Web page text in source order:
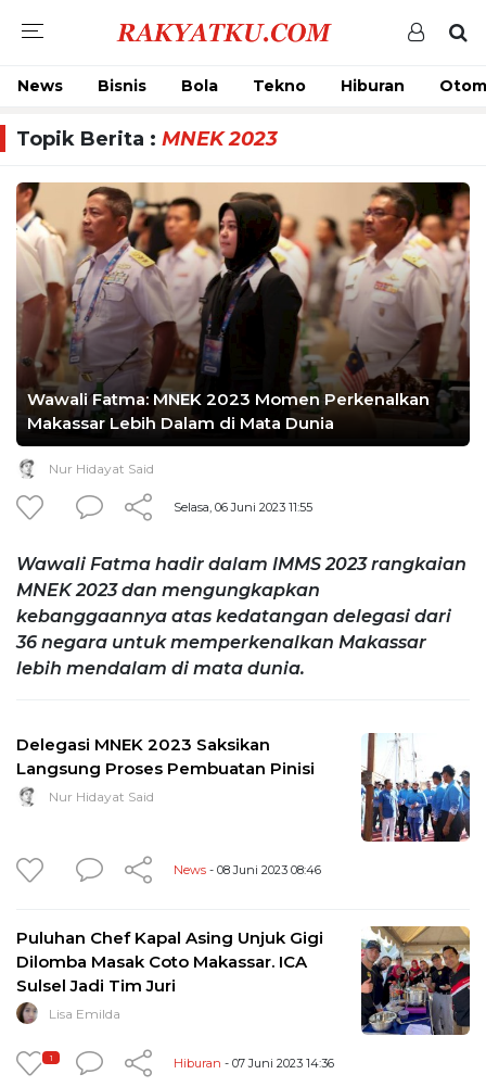
News Bisnis Bola Tekno Hiburan
Topik Berita : MNEK 2023
Wawali Fatma: MNEK 2023 Momen Perkenalkan
Makassar Lebih Dalam di Mata Dunia
Nur Hidayat Said
Selasa, 06 Juni 2023 11:55
Wawali Fatma hadir dalam IMMS 2023 rangkaian
MNEK 2023 dan mengungkapkan
kebanggaannya atas kedatangan delegasi dari
36 negara untuk memperkenalkan Makassar
lebih mendalam di mata dunia.
Delegasi MNEK 2023 Saksikan
Langsung Proses Pembuatan Pinisi
Nur Hidayat Said
News - 08 Juni 2023 08:46
Puluhan Chef Kapal Asing Unjuk Gigi
Dilomba Masak Coto Makassar. ICA
Sulsel Jadi Tim Juri
Lisa Emilda
1 Hiburan - 07 Juni 2023 14:36